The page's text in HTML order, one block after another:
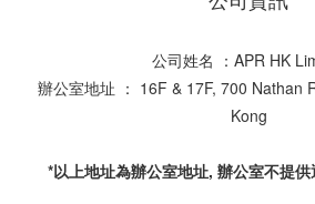
公司姓名 ：APR HK
辦公室地址 ： 16F & 17F, 700 Nathan
Kong
*以上地址為辦公室地址, 辦公室不提供